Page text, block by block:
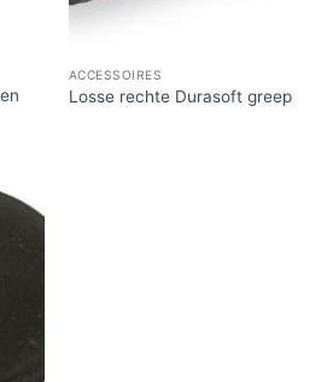
ACCESSOIRES
Losse rechte Durasoft greep